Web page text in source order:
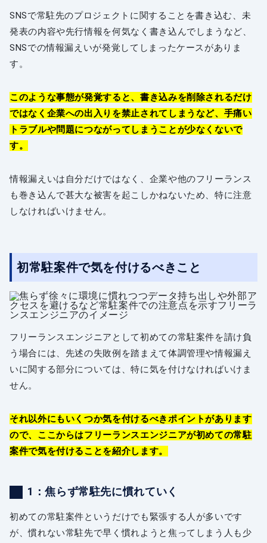
SNSで常駐先のプロジェクトに関することを書き込む、未
発表の内容や先行情報を何気なく書き込んでしまうなど、
SNSでの情報漏えいが発覚してしまったケースがありま
す。
このような事態が発覚すると、書き込みを削除されるだけ
ではなく企業への出入りを禁止されてしまうなど、手痛い
トラブルや問題につながってしまうことが少なくないで
す。
情報漏えいは自分だけではなく、企業や他のフリーランス
も巻き込んで甚大な被害を起こしかねないため、特に注意
しなければいけません。
初常駐案件で気を付けるべきこと
フリーランスエンジニアとして初めての常駐案件を請け負
う場合には、先述の失敗例を踏まえて体調管理や情報漏え
いに関する部分については、特に気を付けなければいけま
せん。
それ以外にもいくつか気を付けるべきポイントがあります
ので、ここからはフリーランスエンジニアが初めての常駐
案件で気を付けることを紹介します。
1：焦らず常駐先に慣れていく
初めての常駐案件というだけでも緊張する人が多いです
が、慣れない常駐先で早く慣れようと焦ってしまう人も少